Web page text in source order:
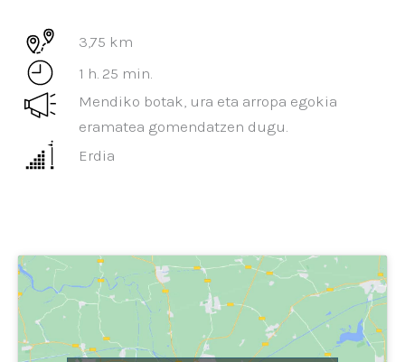
3,75 km
1 h. 25 min.
Mendiko botak, ura eta arropa egokia
eramatea gomendatzen dugu.
Erdia